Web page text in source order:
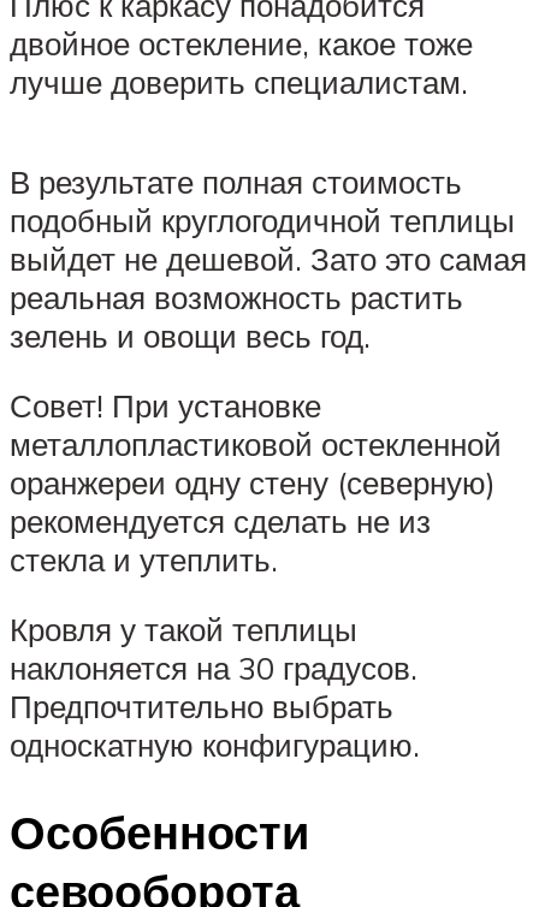
двойное остекление, какое тоже
лучше доверить специалистам.
В результате полная стоимость
подобный круглогодичной теплицы
выйдет не дешевой. Зато это самая
реальная возможность растить
зелень и овощи весь год.
Совет! При установке
металлопластиковой остекленной
оранжереи одну стену (северную)
рекомендуется сделать не из
стекла и утеплить.
Кровля у такой теплицы
наклоняется на 30 градусов.
Предпочтительно выбрать
односкатную конфигурацию.
Особенности
севооборота